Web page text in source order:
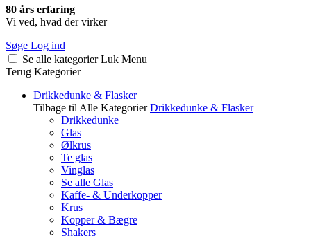
80 års erfaring
Vi ved, hvad der virker
Søge Log ind
Se alle kategorier Luk Menu
Terug Kategorier
Drikkedunke & Flasker
Tilbage til Alle Kategorier Drikkedunke & Flasker
Drikkedunke
Glas
Ølkrus
Te glas
Vinglas
Se alle Glas
Kaffe- & Underkopper
Krus
Kopper & Bægre
Shakers